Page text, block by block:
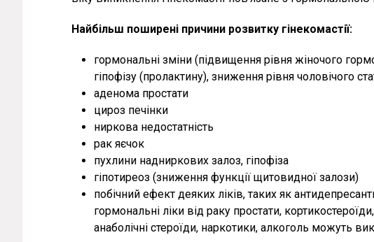
Найбільш поширені причини розвитку гінекомастії:
гормональні зміни (підвищення рівня жіночого
гіпофізу (пролактину), зниження рівня чоловічого
аденома простати
цироз печінки
ниркова недостатність
рак яєчок
пухлини надниркових залоз, гіпофіза
гіпотиреоз (зниження функції щитовидної залози)
побічний ефект деяких ліків, таких як
гормональні ліки від раку простати,
анаболічні стероїди, наркотики, алкоголь можуть